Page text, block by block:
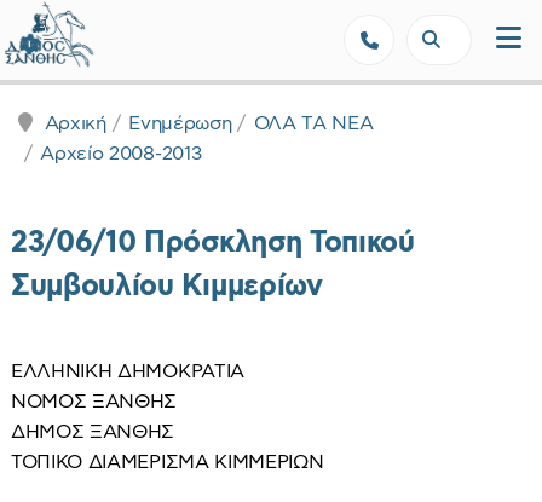
Αρχική Ενημέρωση
ΟΛΑ ΤΑ ΝΕΑ
Αρχείο 2008-2013
23/06/10 Πρόσκληση Τοπικού
Συμβουλίου Κιμμερίων
ΕΛΛΗΝΙΚΗ ΔΗΜΟΚΡΑΤΙΑ
ΝΟΜΟΣ ΞΑΝΘΗΣ
ΔΗΜΟΣ ΞΑΝΘΗΣ
ΤΟΠΙΚΟ ΔΙΑΜΕΡΙΣΜΑ ΚΙΜΜΕΡΙΩΝ